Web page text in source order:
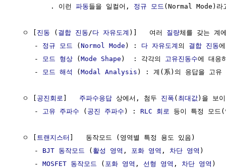
         . 이런
파동들을 일컬어, 정규 모드 (Normal Mode)라
  ㅇ [
진동 ( 결합 진동 /다 자유도계 )]   여러 질량체를 갖는 계
     -
정규 모드 (Normol Mode ) : 다 자유도계 의 결합 진동
     -
모드 형상 (Mode Shape )  : 각각의 고유진동수에 대응
     -
모드 해석 (Modal Analysis ) : 계(系)의 응답을 고유
  ㅇ [
공진회로 ] 주파수응답 상에서, 첨두 진폭 ( 최대값)을 보
     -
고유 주파수 ( 공진 주파수 ) : RLC 회로 등이 특정 모드
  ㅇ [
트랜지스터 ]   동작모드 (영역별 특정 용도 있음)
     -
BJT 동작모드 ( 활성 영역 , 포화 영역 , 차단 영역 )
     -
MOSFET 동작모드 ( 포화 영역 , 선형 영역 , 차단 영역 )